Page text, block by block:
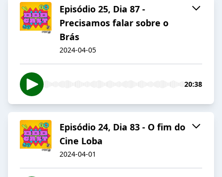
Episódio 25, Dia 87 -
Precisamos falar sobre o
Brás
2024-04-05
20:38
Episódio 24, Dia 83 - O fim do
Cine Loba
2024-04-01